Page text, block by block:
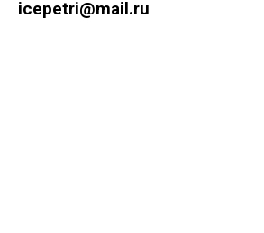
icepetri@mail.ru